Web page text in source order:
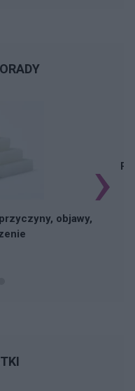
objawy, ›